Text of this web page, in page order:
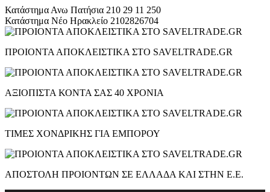
Κατάστημα Ανω Πατήσια 210 29 11 250
Κατάστημα Νέο Ηρακλείο 2102826704
ΠΡΟΙΟΝΤΑ ΑΠΟΚΛΕΙΣΤΙΚΑ ΣΤΟ SAVELTRADE.GR
ΑΞΙΟΠΙΣΤΑ ΚΟΝΤΑ ΣΑΣ 40 ΧΡΟΝΙΑ
ΤΙΜΕΣ ΧΟΝΔΡΙΚΗΣ ΓΙΑ ΕΜΠΟΡΟΥ
ΑΠΟΣΤΟΛΗ ΠΡΟΙΟΝΤΩΝ ΣΕ ΕΛΛΑΔΑ ΚΑΙ ΣΤΗΝ Ε.Ε.